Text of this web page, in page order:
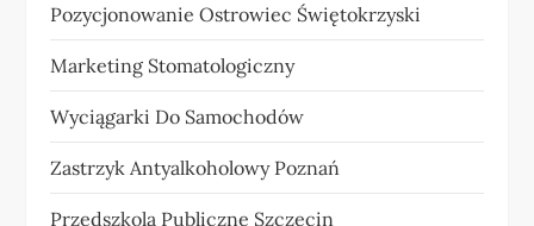
Pozycjonowanie Ostrowiec Świętokrzyski
Marketing Stomatologiczny
Wyciągarki Do Samochodów
Zastrzyk Antyalkoholowy Poznań
Przedszkola Publiczne Szczecin